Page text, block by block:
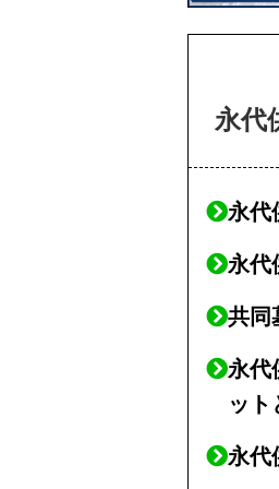
永代
永代
永代
共同
永代
ット
永代